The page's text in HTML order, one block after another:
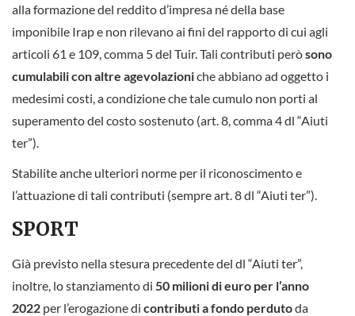
alla formazione del reddito d’impresa né della base
imponibile Irap e non rilevano ai fini del rapporto di cui agli
articoli 61 e 109, comma 5 del Tuir. Tali contributi peròsono
cumulabili con altre agevolazioniche abbiano ad oggetto i
medesimi costi, a condizione che tale cumulo non porti al
superamento del costo sostenuto (art. 8, comma 4 dl “Aiuti
ter”).
Stabilite anche ulteriori norme per il riconoscimento e
l’attuazione di tali contributi (sempre art. 8 dl “Aiuti ter”).
SPORT
Già previsto nella stesura precedente del dl “Aiuti ter”,
inoltre, lo stanziamento di 50 milioni di euro per l’anno
2022 per l’erogazione di contributi a fondo perdutoda